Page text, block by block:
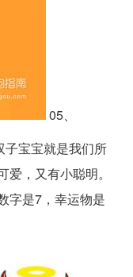
05、
子宝宝就是我们所
，又有小聪明。
字是7，幸运物是